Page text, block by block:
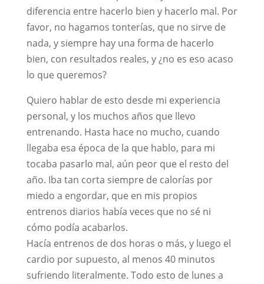
diferencia entre hacerlo bien y hacerlo mal. Por
favor, no hagamos tonterías, que no sirve de
nada, y siempre hay una forma de hacerlo
bien, con resultados reales, y ¿no es eso acaso
lo que queremos?
Quiero hablar de esto desde mi experiencia
personal, y los muchos años que llevo
entrenando. Hasta hace no mucho, cuando
llegaba esa época de la que hablo, para mi
tocaba pasarlo mal, aún peor que el resto del
año. Iba tan corta siempre de calorías por
miedo a engordar, que en mis propios
entrenos diarios había veces que no sé ni
cómo podía acabarlos.
Hacía entrenos de dos horas o más, y luego el
cardio por supuesto, al menos 40 minutos
sufriendo literalmente. Todo esto de lunes a